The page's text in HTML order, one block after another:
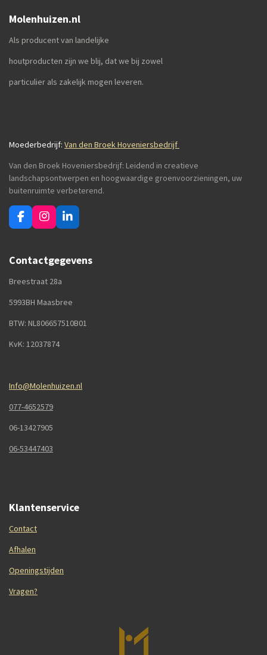
Molenhuizen.nl
Als producent van landelijke
houtproducten zijn we blij, dat we bij zowel
particulier als zakelijk mogen leveren.
Moederbedrijf: Van den Broek Hoveniersbedrijf
Van den Broek Hoveniersbedrijf: Leidend in creatieve
landschapsontwerpen en hoogwaardige groenvoorzieningen, uw
buitenruimte verbeterend.
F
a
b
o
I
n
a
r
m
L
i
e
Contactgegevens
Breestraat 28a
5993BH Maasbree
BTW: NL806657510B01
KvK: 12037874
Info@Molenhuizen.nl
077-4652579
06-13427905
06-53447403
Klantenservice
Contact
Afhalen
Openingstijden
Vragen?